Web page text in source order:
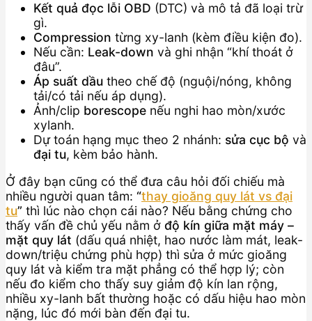
Kết quả đọc lỗi OBD (DTC) và mô tả đã loại trừ
gì.
Compression từng xy-lanh (kèm điều kiện đo).
Nếu cần: Leak-down và ghi nhận “khí thoát ở
đâu”.
Áp suất dầu theo chế độ (nguội/nóng, không
tải/có tải nếu áp dụng).
Ảnh/clip borescope nếu nghi hao mòn/xước
xylanh.
Dự toán hạng mục theo 2 nhánh: sửa cục bộ và
đại tu, kèm bảo hành.
Ở đây bạn cũng có thể đưa câu hỏi đối chiếu mà
nhiều người quan tâm: “thay gioăng quy lát vs đại
tu” thì lúc nào chọn cái nào? Nếu bằng chứng cho
thấy vấn đề chủ yếu nằm ở độ kín giữa mặt máy –
mặt quy lát (dấu quá nhiệt, hao nước làm mát, leak-
down/triệu chứng phù hợp) thì sửa ở mức gioăng
quy lát và kiểm tra mặt phẳng có thể hợp lý; còn
nếu đo kiểm cho thấy suy giảm độ kín lan rộng,
nhiều xy-lanh bất thường hoặc có dấu hiệu hao mòn
nặng, lúc đó mới bàn đến đại tu.